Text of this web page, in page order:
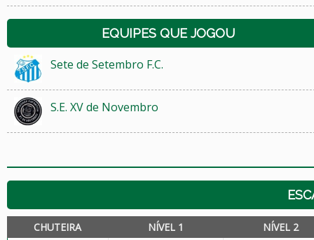
EQUIPES QUE JOGOU
Sete de Setembro F.C.
S.E. XV de Novembro
CHUTEIRA NÍVEL 1 NÍVEL 2